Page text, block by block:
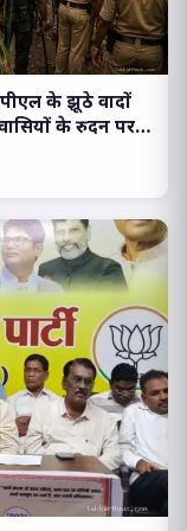
के झूठे वादों
के रुदन पर